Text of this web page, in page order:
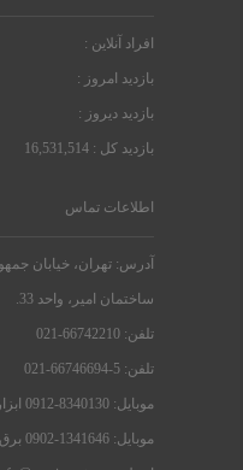
افراد آنلاین :
بازدید امروز :
بازدید دیروز :
بازدید کل : 16,531,514
اطلاعات تماس
ساختمان امیر، واحد 33.
تلفن: 66742210-021
تلفن: 5-66746694-021
موبایل: 8340130-0912 ابزار دقیق و صنعتی
موبایل: 1341646-0902 برق الکترونیک